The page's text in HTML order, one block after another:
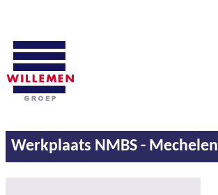
Werkplaats NMBS - Mechelen